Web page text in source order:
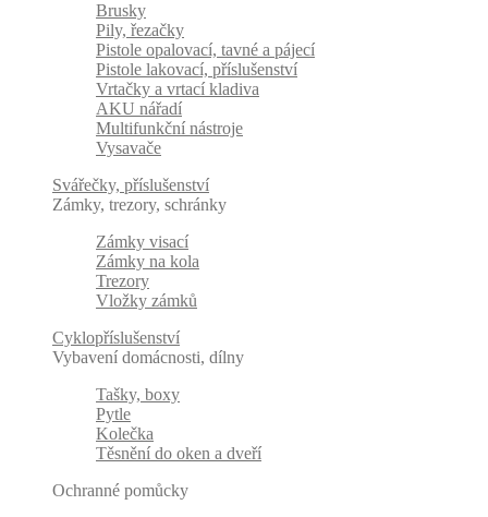
Brusky
Pily, řezačky
Pistole opalovací, tavné a pájecí
Pistole lakovací, příslušenství
Vrtačky a vrtací kladiva
AKU nářadí
Multifunkční nástroje
Vysavače
Svářečky, příslušenství
Zámky, trezory, schránky
Zámky visací
Zámky na kola
Trezory
Vložky zámků
Cyklopříslušenství
Vybavení domácnosti, dílny
Tašky, boxy
Pytle
Kolečka
Těsnění do oken a dveří
Ochranné pomůcky